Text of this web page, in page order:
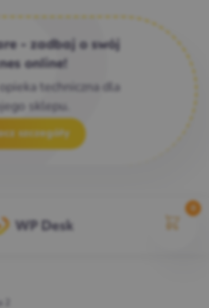
- zadbaj o swój
online!
techniczna dla
sklepu.
szczegóły